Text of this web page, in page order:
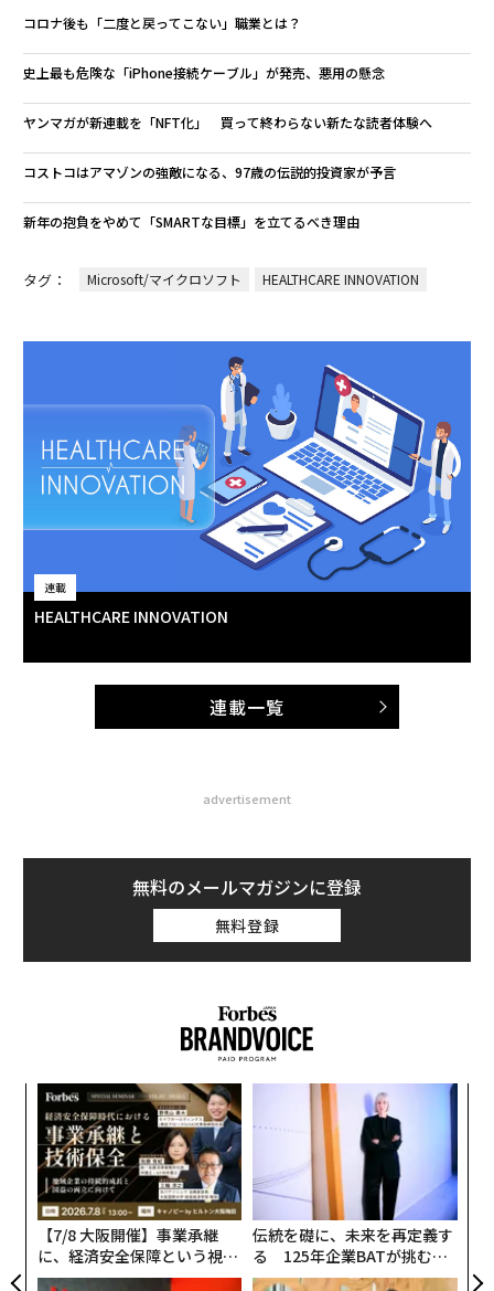
コロナ後も「二度と戻ってこない」職業とは？
史上最も危険な「iPhone接続ケーブル」が発売、悪用の懸念
ヤンマガが新連載を「NFT化」 買って終わらない新たな読者体験へ
コストコはアマゾンの強敵になる、97歳の伝説的投資家が予言
新年の抱負をやめて「SMARTな目標」を立てるべき理由
タグ： Microsoft/マイクロソフト HEALTHCARE INNOVATION
連載
HEALTHCARE INNOVATION
連載一覧
advertisement
無料のメールマガジンに登録
無料登録
【7/8 大阪開催】事業承継
に、経済安全保障という視点
が加わるとき──経営者が問
伝統を礎に、未来を再定義す
る 125年企業BATが挑むス
モークレスな未来